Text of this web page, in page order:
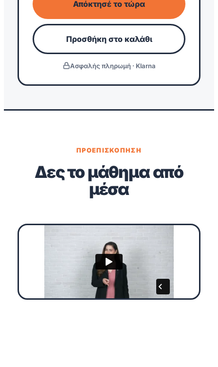
Απόκτησέ το τώρα
Προσθήκη στο καλάθι
Ασφαλής πληρωμή · Klarna
ΠΡΟΕΠΙΣΚΟΠΗΣΗ
Δες το μάθημα από
μέσα